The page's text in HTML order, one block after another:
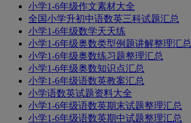
小学1-6年级作文素材大全
全国小学升初中语数英三科试题汇总
小学1-6年级数学天天练
小学1-6年级奥数类型例题讲解整理汇总
小学1-6年级奥数练习题整理汇总
小学1-6年级奥数知识点汇总
小学1-6年级语数英教案汇总
小学语数英试题资料大全
小学1-6年级语数英期末试题整理汇总
小学1-6年级语数英期中试题整理汇总